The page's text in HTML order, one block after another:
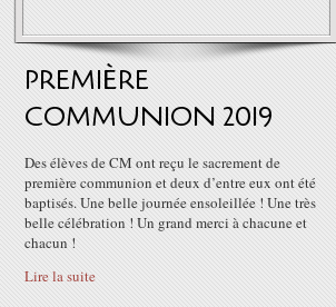
PREMIÈRE
COMMUNION 2019
Des élèves de CM ont reçu le sacrement de
première communion et deux d’entre eux ont été
baptisés. Une belle journée ensoleillée ! Une très
belle célébration ! Un grand merci à chacune et
chacun !
Lire la suite